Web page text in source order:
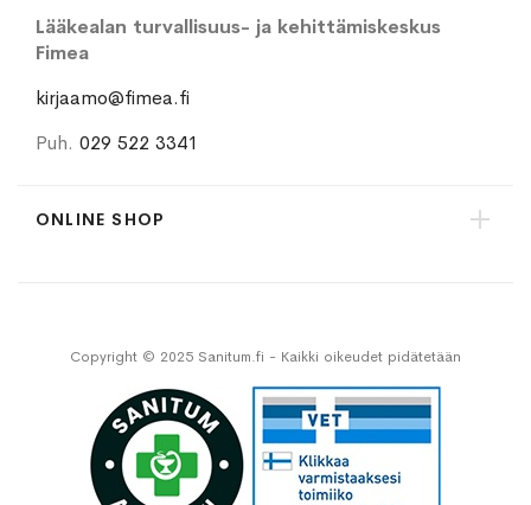
Lääkealan turvallisuus- ja kehittämiskeskus
Fimea
kirjaamo@fimea.fi
Puh. 029 522 3341
ONLINE SHOP
Copyright © 2025 Sanitum.fi - Kaikki oikeudet pidätetään